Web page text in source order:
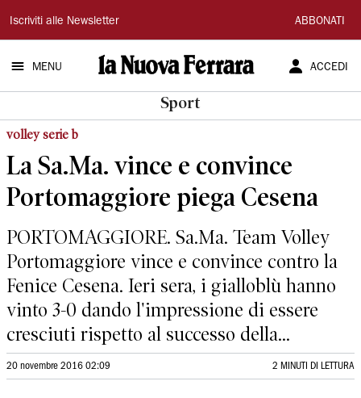
La
Nuova
Ferrara
Iscriviti alle Newsletter ABBONATI
MENU ACCEDI
Sport
volley serie b
La Sa.Ma. vince e convince
Portomaggiore piega Cesena
PORTOMAGGIORE. Sa.Ma. Team Volley
Portomaggiore vince e convince contro la
Fenice Cesena. Ieri sera, i gialloblù hanno
vinto 3-0 dando l'impressione di essere
cresciuti rispetto al successo della...
20 novembre 2016 02:09 2 MINUTI DI LETTURA